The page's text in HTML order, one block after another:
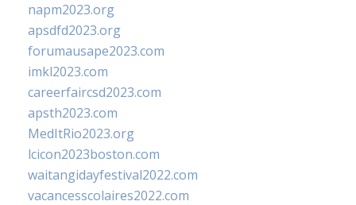
napm2023.org
apsdfd2023.org
forumausape2023.com
imkl2023.com
careerfaircsd2023.com
apsth2023.com
MedItRio2023.org
lcicon2023boston.com
waitangidayfestival2022.com
vacancesscolaires2022.com